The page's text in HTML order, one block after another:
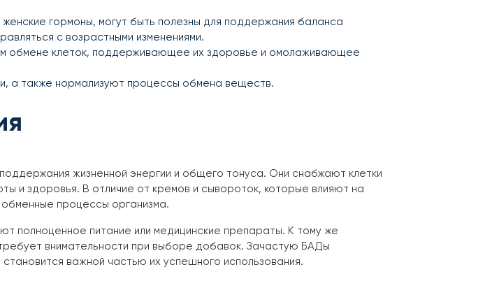
гормоны, могут быть полезны для поддержания баланса
с возрастными изменениями.
обмене клеток, поддерживающее их здоровье и омолаживающее
а также нормализуют процессы обмена веществ.
жизненной энергии и общего тонуса. Они снабжают клетки
и здоровья. В отличие от кремов и сывороток, которые влияют на
процессы организма.
полноценное питание или медицинские препараты. К тому же
внимательности при выборе добавок. Зачастую БАДы
важной частью их успешного использования.